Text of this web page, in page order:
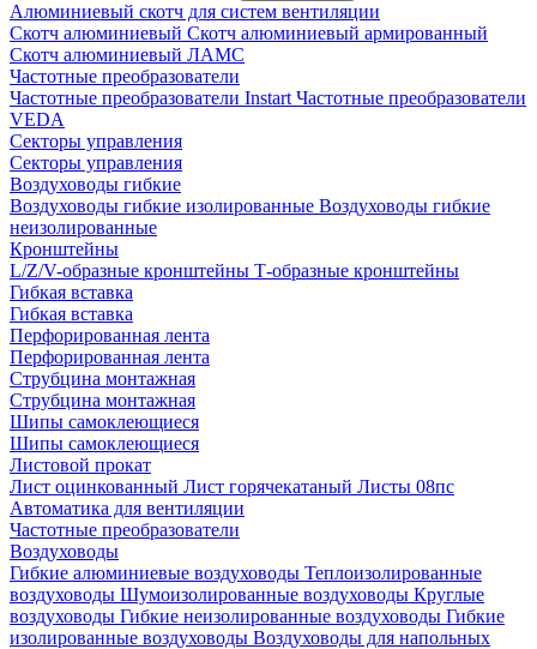
Алюминиевый скотч для систем вентиляции
Скотч алюминиевый Скотч алюминиевый армированный
Скотч алюминиевый ЛАМС
Частотные преобразователи
Частотные преобразователи Instart Частотные преобразователи
VEDA
Секторы управления
Секторы управления
Воздуховоды гибкие
Воздуховоды гибкие изолированные Воздуховоды гибкие
неизолированные
Кронштейны
L/Z/V-образные кронштейны Т-образные кронштейны
Гибкая вставка
Гибкая вставка
Перфорированная лента
Перфорированная лента
Струбцина монтажная
Струбцина монтажная
Шипы самоклеющиеся
Шипы самоклеющиеся
Листовой прокат
Лист оцинкованный Лист горячекатаный Листы 08пс
Автоматика для вентиляции
Частотные преобразователи
Воздуховоды
Гибкие алюминиевые воздуховоды Теплоизолированные
воздуховоды Шумоизолированные воздуховоды Круглые
воздуховоды Гибкие неизолированные воздуховоды Гибкие
изолированные воздуховоды Воздуховоды для напольных